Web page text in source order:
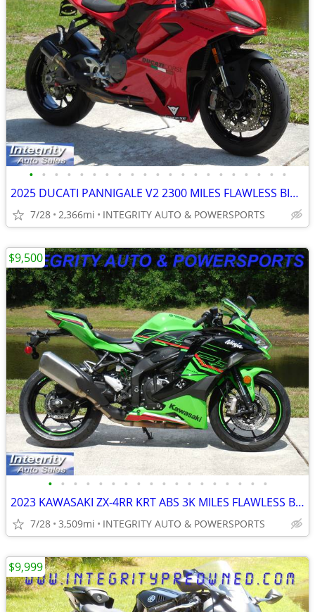
• • • • • • • • • • • • • • • • • • • • •
2025 DUCATI PANNIGALE V2 2300 MILES FLAWLESS BIKE NO BS DEALER FEES
7/28 2,366mi INTEGRITY AUTO & POWERSPORTS
• • • • • • • • • • • • • • • • • •
2023 KAWASAKI ZX-4RR KRT ABS 3K MILES FLAWLESS BIKE NO BS DEALER FEES!
7/28 3,509mi INTEGRITY AUTO & POWERSPORTS
$9,500
$9,999